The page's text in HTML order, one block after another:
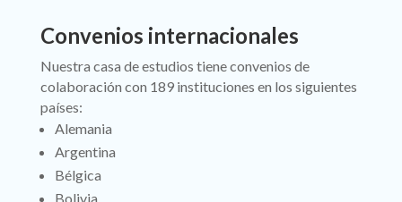
Convenios internacionales
Nuestra casa de estudios tiene convenios de
colaboración con 189 instituciones en los siguientes
países:
Alemania
Argentina
Bélgica
Bolivia